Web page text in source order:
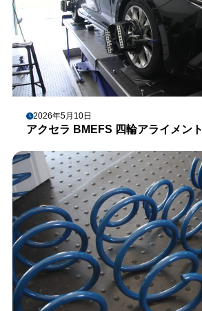
2026年5月10日
アクセラ BMEFS 四輪アライメント